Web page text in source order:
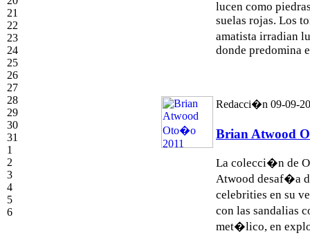
21
22
23
24
25
26
27
28
29
30
31
1
2
3
4
5
6
lucen como
suelas rojas. Los
amatista irradian
donde predomina
Redacci�n 09-09-
Brian Atwood
La colecci�n de
Atwood desaf�a
celebrities en su
con las sandalias
met�lico, en